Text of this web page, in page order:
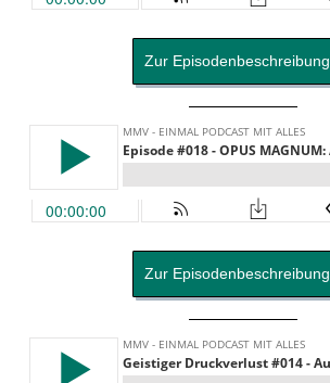
Zur Episodenbeschreibung
Zur Episodenbeschreibung